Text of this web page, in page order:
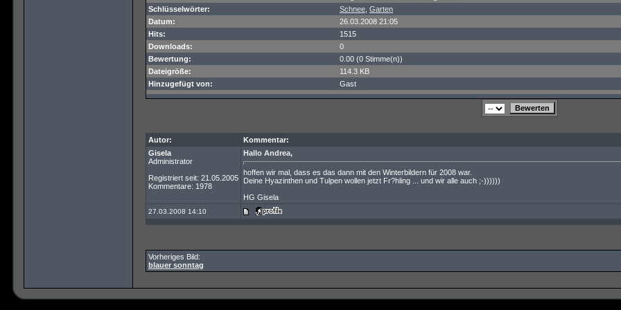
Schlüsselwörter:
Schnee Garten
Datum:
26.03.2008 21:05
Hits:
1515
Downloads:
0
Bewertung:
0.00 (0 Stimme(n))
Dateigröße:
114.3 KB
Hinzugefügt von:
Gast
Autor:
Kommentar:
Gisela
Administrator
Registriert seit: 21.05.2005
Kommentare: 1978
Hallo Andrea,
hoffen wir mal, dass es das dann mit den Winterbildern für 2008 war.
Deine Hyazinthen und Tulpen wollen jetzt Fr?hling ... und wir alle auch ;-))))))
HG Gisela
27.03.2008 14:10
Vorheriges Bild:
blauer sonntag